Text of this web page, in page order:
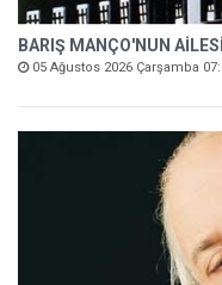
BARIŞ MANÇO'NUN
05 Ağustos 2026 Çarşamba